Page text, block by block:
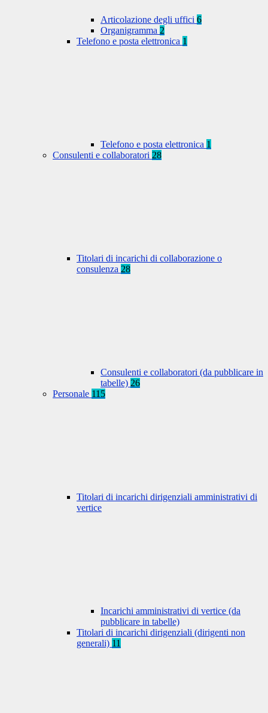
Articolazione degli uffici 6
Organigramma 2
Telefono e posta elettronica 1
Telefono e posta elettronica 1
Consulenti e collaboratori 28
Titolari di incarichi di collaborazione o
consulenza 28
Consulenti e collaboratori (da pubblicare in
tabelle) 26
Personale 115
Titolari di incarichi dirigenziali amministrativi di
vertice
Incarichi amministrativi di vertice (da
pubblicare in tabelle)
Titolari di incarichi dirigenziali (dirigenti non
generali) 11